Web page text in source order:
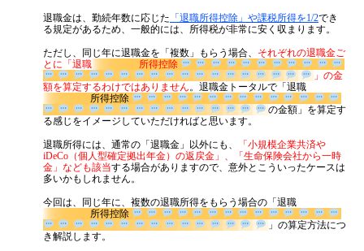
VCによる資金調達
料金案内
創業3年目までの特別料金
他の税理士事務所からの切り替えの場合
ベンチャー企業応援パック
記帳代行/その他
はまだ税理士法人の代表税理士
近畿税理士会 神戸支部：登録番号121899
日本公認会計士協会 兵庫会：登録番号17074
兵庫県行政書士会：登録番号19300373
1973年生まれ、大阪府豊中市出身
あずさ監査法人出身
クレアビズコンサルティング株式会社 ：代表取締役
YouTubeチャンネル：
人のちょっとお得な税金の豆知識
相続専門サイト：御影みらい相続センター
退職金は、勤続年数に応じた 「退職所得控除」や課税所得を1/2でき
る規定があるため、一般的には、所得税が非常に安く収まります。
ただし、同じ年に退職金を「複数」もらう場合、 それぞれの退職金ご
とに「退職
所得控除
」
の金額を算定するわけではありません。退職金トータルで「退職
所得控除
の金額」を算定す
る感じをイメージしていただければと思います。
退職所得には、通常の「退職金」以外にも、
「小規模企業共済や
iDeCo（個人型確定拠出年金）の返戻金」、「生命保険会社から一時
金」なども該当する場合がありますので、意外とこういったケースは
多いかもしれません。
今回は、同じ年に、複数の退職所得をもらう場合の「退職
所得控除
」の算定方法につ
き解説します。